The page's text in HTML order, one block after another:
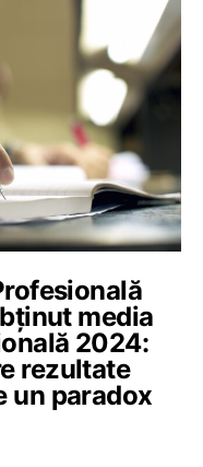
media
2024:
rezultate
un paradox